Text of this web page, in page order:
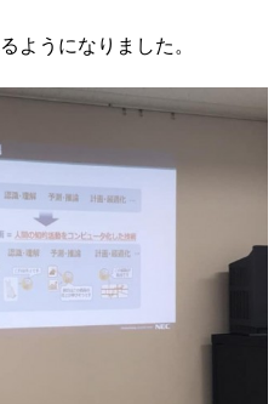
ようになりました。